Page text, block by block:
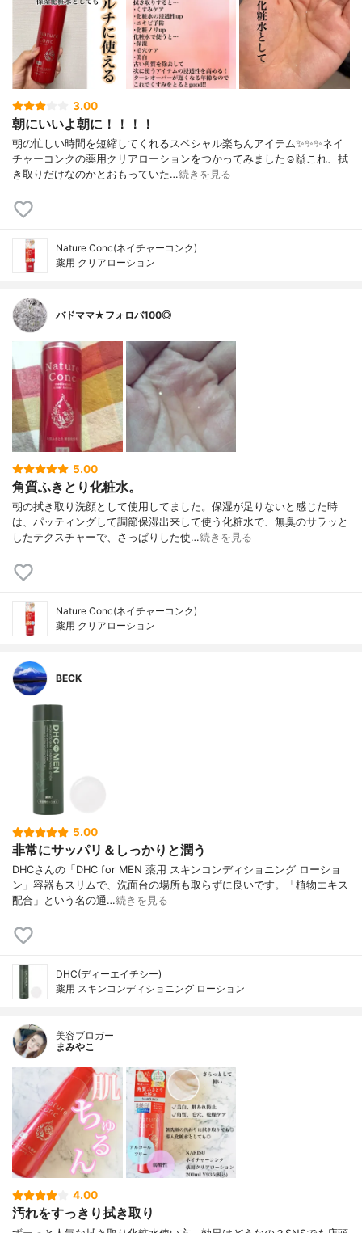
3.00
朝にいいよ朝に！！！！
朝の忙しい時間を短縮してくれるスペシャル楽ちんアイテム✨✨✨ネイ
チャーコンクの薬用クリアローションをつかってみました☺️🙌これ、拭
き取りだけなのかとおもっていた…続きを見る
Nature Conc(ネイチャーコンク)
薬用 クリアローション
バドママ★フォロバ100◎
5.00
角質ふきとり化粧水。
朝の拭き取り洗顔として使用してました。保湿が足りないと感じた時
は、パッティングして調節保湿出来して使う化粧水で、無臭のサラッと
したテクスチャーで、さっぱりした使…続きを見る
Nature Conc(ネイチャーコンク)
薬用 クリアローション
BECK
5.00
非常にサッパリ＆しっかりと潤う
DHCさんの「DHC for MEN 薬用 スキンコンディショニング ローショ
ン」容器もスリムで、洗面台の場所も取らずに良いです。「植物エキス
配合」という名の通…続きを見る
DHC(ディーエイチシー)
薬用 スキンコンディショニング ローション
美容ブロガー
まみやこ
4.00
汚れをすっきり拭き取り